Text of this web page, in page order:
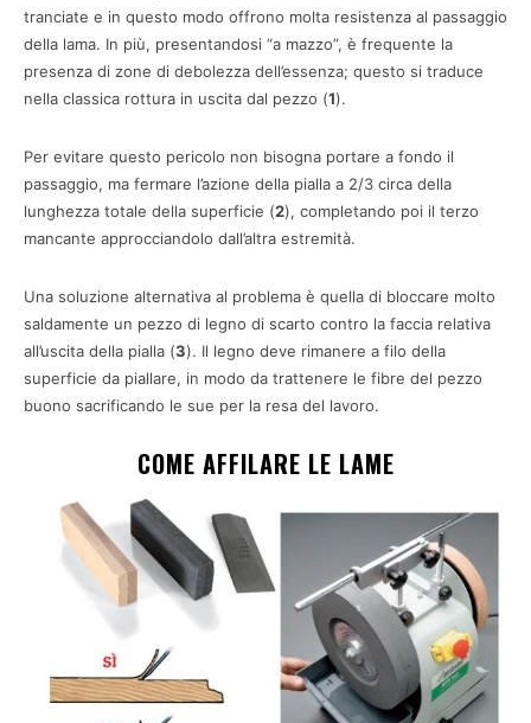
tranciate e in questo modo offrono molta resistenza al passaggio
della lama. In più, presentandosi “a mazzo”, è frequente la
presenza di zone di debolezza dell’essenza; questo si traduce
nella classica rottura in uscita dal pezzo (1).
Per evitare questo pericolo non bisogna portare a fondo il
passaggio, ma fermare l’azione della pialla a 2/3 circa della
lunghezza totale della superficie (2), completando poi il terzo
mancante approcciandolo dall’altra estremità.
Una soluzione alternativa al problema è quella di bloccare molto
saldamente un pezzo di legno di scarto contro la faccia relativa
all’uscita della pialla (3). Il legno deve rimanere a filo della
superficie da piallare, in modo da trattenere le fibre del pezzo
buono sacrificando le sue per la resa del lavoro.
COME AFFILARE LE LAME